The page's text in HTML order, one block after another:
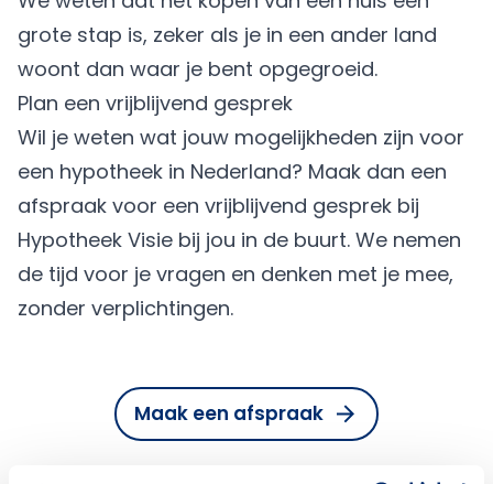
grote stap is, zeker als je in een ander land
woont dan waar je bent opgegroeid.
Plan een vrijblijvend gesprek
Wil je weten wat jouw mogelijkheden zijn voor
een hypotheek in Nederland? Maak dan een
afspraak voor een vrijblijvend gesprek bij
Hypotheek Visie bij jou in de buurt. We nemen
de tijd voor je vragen en denken met je mee,
zonder verplichtingen.
Maak een afspraak